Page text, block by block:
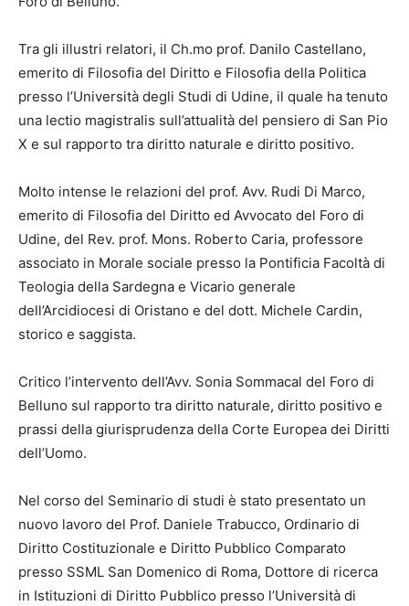
Tra gli illustri relatori, il Ch.mo prof. Danilo Castellano,
emerito di Filosofia del Diritto e Filosofia della Politica
presso l’Università degli Studi di Udine, il quale ha tenuto
una lectio magistralis sull’attualità del pensiero di San Pio
X e sul rapporto tra diritto naturale e diritto positivo.
Molto intense le relazioni del prof. Avv. Rudi Di Marco,
emerito di Filosofia del Diritto ed Avvocato del Foro di
Udine, del Rev. prof. Mons. Roberto Caria, professore
associato in Morale sociale presso la Pontificia Facoltà di
Teologia della Sardegna e Vicario generale
dell’Arcidiocesi di Oristano e del dott. Michele Cardin,
storico e saggista.
Critico l’intervento dell’Avv. Sonia Sommacal del Foro di
Belluno sul rapporto tra diritto naturale, diritto positivo e
prassi della giurisprudenza della Corte Europea dei Diritti
dell’Uomo.
Nel corso del Seminario di studi è stato presentato un
nuovo lavoro del Prof. Daniele Trabucco, Ordinario di
Diritto Costituzionale e Diritto Pubblico Comparato
presso SSML San Domenico di Roma, Dottore di ricerca
in Istituzioni di Diritto Pubblico presso l’Università di